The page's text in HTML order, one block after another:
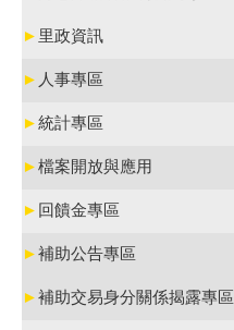
► 里政資訊
► 人事專區
►統計專區
►檔案開放與應用
► 回饋金專區
►補助公告專區
►補助交易身分關係揭露專區